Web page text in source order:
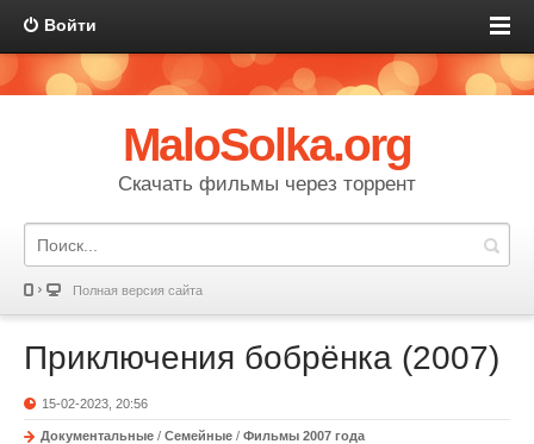
Войти
MaloSolka.org
Скачать фильмы через торрент
Полная версия сайта
Приключения бобрёнка (2007)
15-02-2023, 20:56
Документальные / Семейные / Фильмы 2007 года